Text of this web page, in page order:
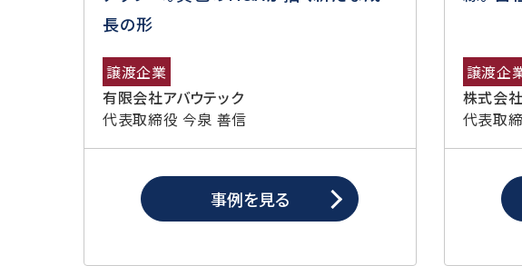
長の形
譲渡企業
有限会社アバウテック
代表取締役 今泉 善信
事例を見る
譲渡企
株式会
代表取